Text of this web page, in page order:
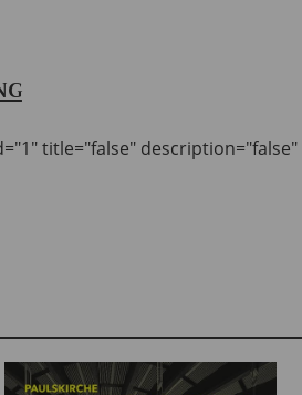
title="false"